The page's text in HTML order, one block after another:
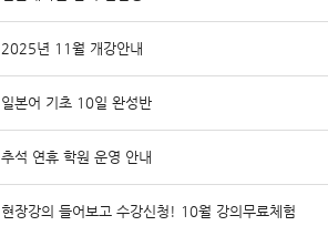
2025년 11월 개강안내
일본어 기초 10일 완성반
추석 연휴 학원 운영 안내
현장강의 들어보고 수강신청! 10월 강의무료체험